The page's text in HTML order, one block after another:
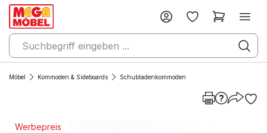
Möbel Kommoden & Sideboards Schubladenkommoden
Werbepreis